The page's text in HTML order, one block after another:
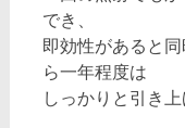
でき、
即効性があると
ら一年程度は
しっかりと引き